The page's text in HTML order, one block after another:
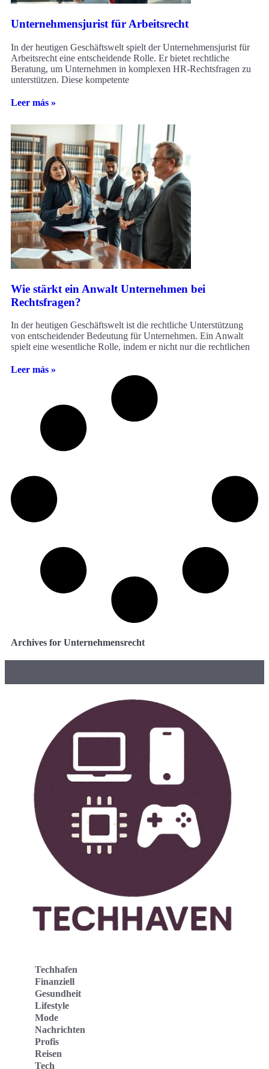
Unternehmensjurist für Arbeitsrecht
In der heutigen Geschäftswelt spielt der Unternehmensjurist für
Arbeitsrecht eine entscheidende Rolle. Er bietet rechtliche
Beratung, um Unternehmen in komplexen HR-Rechtsfragen zu
unterstützen. Diese kompetente
Leer más »
Wie stärkt ein Anwalt Unternehmen bei
Rechtsfragen?
In der heutigen Geschäftswelt ist die rechtliche Unterstützung
von entscheidender Bedeutung für Unternehmen. Ein Anwalt
spielt eine wesentliche Rolle, indem er nicht nur die rechtlichen
Leer más »
Archives for Unternehmensrecht
Techhafen
Finanziell
Gesundheit
Lifestyle
Mode
Nachrichten
Profis
Reisen
Tech